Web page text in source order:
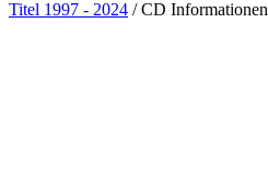
Titel 1997 - 2024 /CD Informationen